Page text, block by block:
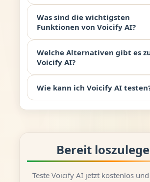
Was sind die wichtigsten
Funktionen von Voicify AI?
Welche Alternativen gibt es
Voicify AI?
Wie kann ich Voicify AI
Bereit
Teste Voicify AI jetzt kostenlos